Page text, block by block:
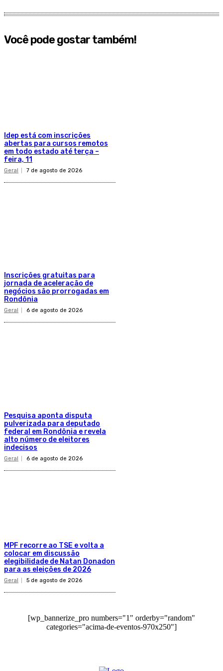
Você pode gostar também!
Idep está com inscrições
abertas para cursos remotos
em todo estado até terça –
feira, 11
Geral 7 de agosto de 2026
Inscrições gratuitas para
jornada de aceleração de
negócios são prorrogadas em
Rondônia
Geral 6 de agosto de 2026
Pesquisa aponta disputa
pulverizada para deputado
federal em Rondônia e revela
alto número de eleitores
indecisos
Geral 6 de agosto de 2026
MPF recorre ao TSE e volta a
colocar em discussão
elegibilidade de Natan Donadon
para as eleições de 2026
Geral 5 de agosto de 2026
[wp_bannerize_pro numbers="1" orderby="random"
categories="acima-de-eventos-970x250"]